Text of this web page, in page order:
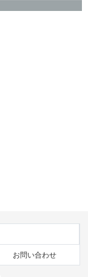
お問い合わせ